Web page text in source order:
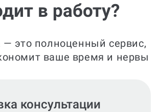
в работу?
— это полноценный сервис,
ваше время и нервы
по ГОСТ